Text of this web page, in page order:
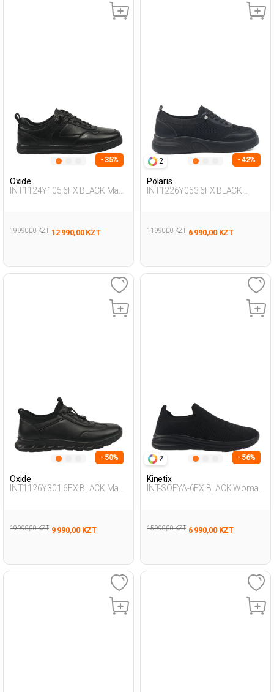
- 35%
Oxide
INT1124Y105 6FX BLACK Man
19 990,00 KZT 12 990,00 KZT
2 - 42%
Polaris
INT1226Y053 6FX BLACK
11 990,00 KZT 6 990,00 KZT
- 50%
Oxide
INT1126Y301 6FX BLACK Man
19 990,00 KZT 9 990,00 KZT
2 - 56%
Kinetix
INT-SOFYA-6FX BLACK Woman
15 990,00 KZT 6 990,00 KZT